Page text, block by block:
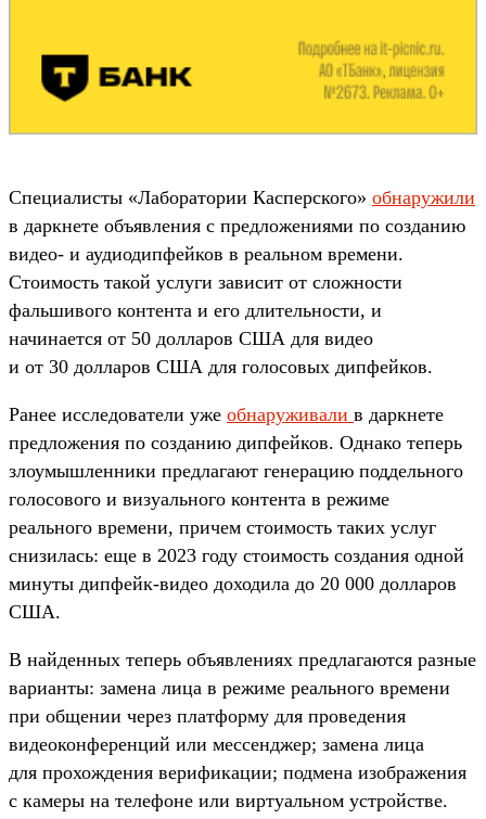
Специалисты «Лаборатории Касперского» обнаружили
в даркнете объявления с предложениями по созданию
видео- и аудиодипфейков в реальном времени.
Стоимость такой услуги зависит от сложности
фальшивого контента и его длительности, и
начинается от 50 долларов США для видео
и от 30 долларов США для голосовых дипфейков.
Ранее исследователи уже обнаруживали в даркнете
предложения по созданию дипфейков. Однако теперь
злоумышленники предлагают генерацию поддельного
голосового и визуального контента в режиме
реального времени, причем стоимость таких услуг
снизилась: еще в 2023 году стоимость создания одной
минуты дипфейк-видео доходила до 20 000 долларов
США.
В найденных теперь объявлениях предлагаются разные
варианты: замена лица в режиме реального времени
при общении через платформу для проведения
видеоконференций или мессенджер; замена лица
для прохождения верификации; подмена изображения
с камеры на телефоне или виртуальном устройстве.